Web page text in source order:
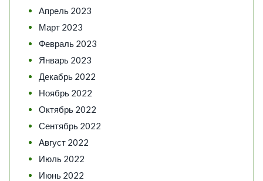
Апрель 2023
Март 2023
Февраль 2023
Январь 2023
Декабрь 2022
Ноябрь 2022
Октябрь 2022
Сентябрь 2022
Август 2022
Июль 2022
Июнь 2022